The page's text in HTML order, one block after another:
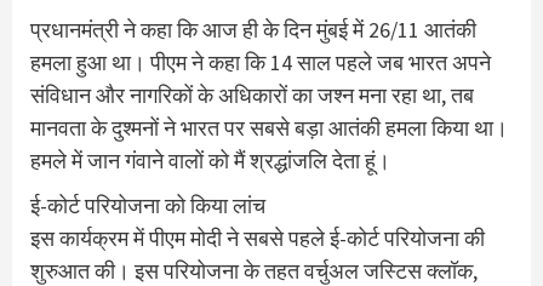
प्रधानमंत्री ने कहा कि आज ही के दिन मुंबई में 26/11 आतंकी
हमला हुआ था। पीएम ने कहा कि 14 साल पहले जब भारत अपने
संविधान और नागरिकों के अधिकारों का जश्न मना रहा था, तब
मानवता के दुश्मनों ने भारत पर सबसे बड़ा आतंकी हमला किया था।
हमले में जान गंवाने वालों को मैं श्रद्धांजलि देता हूं।
ई-कोर्ट परियोजना को किया लांच
इस कार्यक्रम में पीएम मोदी ने सबसे पहले ई-कोर्ट परियोजना की
शुरुआत की। इस परियोजना के तहत वर्चुअल जस्टिस क्लॉक,